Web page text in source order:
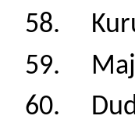
58.
59.
60.